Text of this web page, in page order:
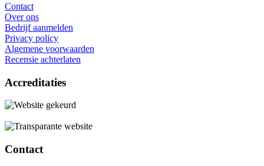
Contact
Over ons
Bedrijf aanmelden
Privacy policy
Algemene voorwaarden
Recensie achterlaten
Accreditaties
Contact